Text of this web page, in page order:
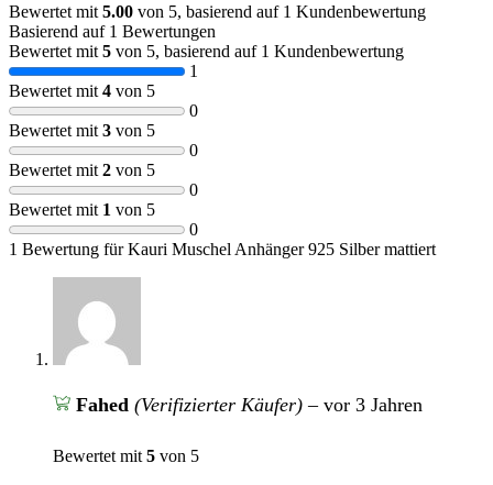
Bewertet mit 5.00 von 5, basierend auf 1 Kundenbewertung
Basierend auf 1 Bewertungen
Bewertet mit 5 von 5, basierend auf 1 Kundenbewertung
1
Bewertet mit 4 von 5
0
Bewertet mit 3 von 5
0
Bewertet mit 2 von 5
0
Bewertet mit 1 von 5
0
1 Bewertung fürKauri Muschel Anhänger 925 Silber mattiert
Fahed (Verifizierter Käufer) – vor 3 Jahren
Bewertet mit 5 von 5